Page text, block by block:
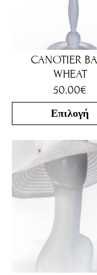
CANOTIER
WHEAT
50.00€
Επιλογή